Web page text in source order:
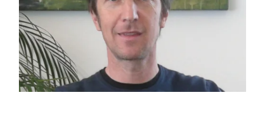
Mitgliedschaft
Landessekretariat
Bäuerliche Buffets
Hofgeschichten